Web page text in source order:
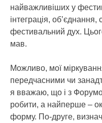
найважливіших у
інтеграція,
фестивальний дух.
мав.
Можливо, мої
передчасними чи
я вважаю, що і з
робити, а найперше –
форму. По-друге,